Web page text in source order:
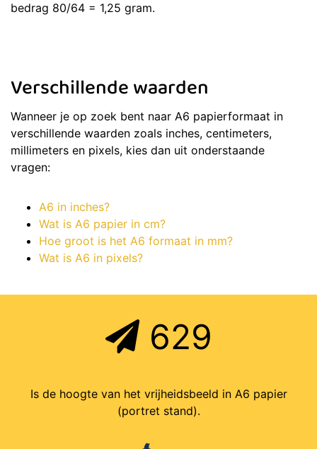
bedrag 80/64 = 1,25 gram.
Verschillende waarden
Wanneer je op zoek bent naar A6 papierformaat in
verschillende waarden zoals inches, centimeters,
millimeters en pixels, kies dan uit onderstaande
vragen:
A6 in inches?
Wat is A6 papier in cm?
Hoe groot is het A6 formaat in mm?
Wat is A6 in pixels?
629
Is de hoogte van het vrijheidsbeeld in A6 papier
(portret stand).